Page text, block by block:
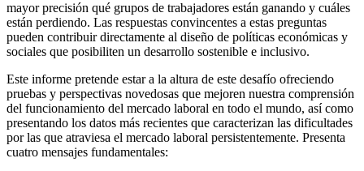
mayor precisión qué grupos de trabajadores están ganando y cuáles
están perdiendo. Las respuestas convincentes a estas preguntas
pueden contribuir directamente al diseño de políticas económicas y
sociales que posibiliten un desarrollo sostenible e inclusivo.
Este informe pretende estar a la altura de este desafío ofreciendo
pruebas y perspectivas novedosas que mejoren nuestra comprensión
del funcionamiento del mercado laboral en todo el mundo, así como
presentando los datos más recientes que caracterizan las dificultades
por las que atraviesa el mercado laboral persistentemente. Presenta
cuatro mensajes fundamentales: